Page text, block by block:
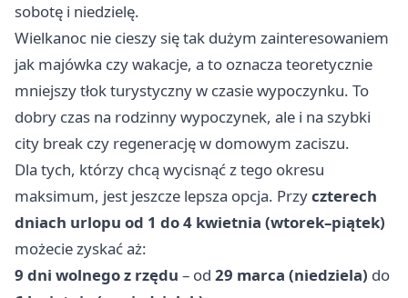
sobotę i niedzielę.
Wielkanoc nie cieszy się tak dużym zainteresowaniem
jak majówka czy wakacje, a to oznacza teoretycznie
mniejszy tłok turystyczny w czasie wypoczynku. To
dobry czas na rodzinny wypoczynek, ale i na szybki
city break czy regenerację w domowym zaciszu.
Dla tych, którzy chcą wycisnąć z tego okresu
maksimum, jest jeszcze lepsza opcja. Przyczterech
dniach urlopu od 1 do 4 kwietnia (wtorek–piątek)
możecie zyskać aż:
9 dni wolnego z rzędu – od 29 marca (niedziela) do